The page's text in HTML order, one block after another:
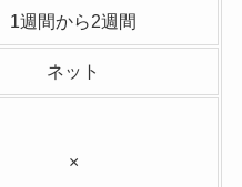
1週間から2週間
ネット
×